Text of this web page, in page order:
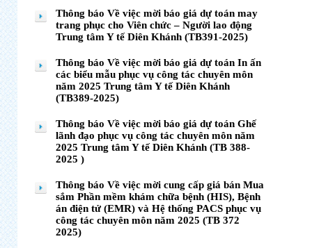
Thông báo Về việc mời báo giá dự toán may
trang phục cho Viên chức – Người lao động
Trung tâm Y tế Diên Khánh (TB391-2025)
Thông báo Về việc mời báo giá dự toán In ấn
các biểu mẫu phục vụ công tác chuyên môn
năm 2025 Trung tâm Y tế Diên Khánh
(TB389-2025)
Thông báo Về việc mời báo giá dự toán Ghế
lãnh đạo phục vụ công tác chuyên môn năm
2025 Trung tâm Y tế Diên Khánh (TB 388-
2025 )
Thông báo Về việc mời cung cấp giá bán Mua
sắm Phần mềm khám chữa bệnh (HIS), Bệnh
án điện tử (EMR) và Hệ thống PACS phục vụ
công tác chuyên môn năm 2025 (TB 372
2025)